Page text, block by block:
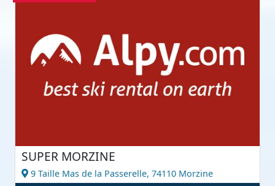
SUPER MORZINE
9 Taille Mas de la Passerelle, 74110 Morzine